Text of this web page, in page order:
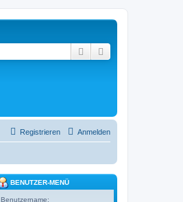
Suche
Anmelden
Registrieren
BENUTZER-MENÜ
Benutzername: